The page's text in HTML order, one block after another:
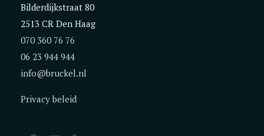
Bilderdijkstraat 80
2513 CR Den Haag
070 360 76 76
06 23 944 944
info@bruckel.nl
Privacy beleid